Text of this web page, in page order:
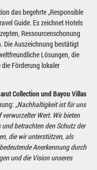
das begehrte „Responsible
Guide. Es zeichnet Hotels
Ressourcenschonung
Die Auszeichnung bestätigt
Lösungen, die
Förderung lokaler
Collection und Bayou Villas
„Nachhaltigkeit ist für uns
Wert. Wir bieten
betrachten den Schutz der
die wir unterstützen, als
Anerkennung durch
und die Vision unseres